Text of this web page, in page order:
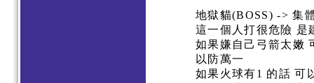
地獄貓(BOSS) -> 集
這一個人打很危險
如果嫌自己弓箭太嫩
以防萬一
如果火球有1 的話